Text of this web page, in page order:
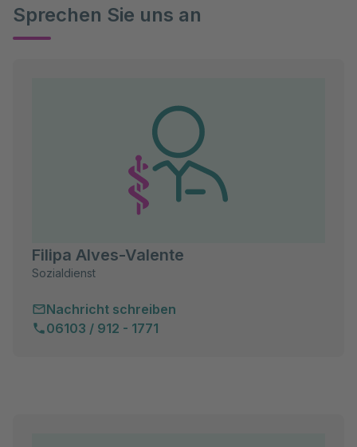
Sprechen Sie uns an
Filipa Alves-Valente
Sozialdienst
Nachricht schreiben
06103 / 912 - 1771